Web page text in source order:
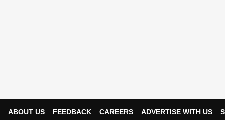
ABOUT US FEEDBACK CAREERS ADVERTISE WITH US